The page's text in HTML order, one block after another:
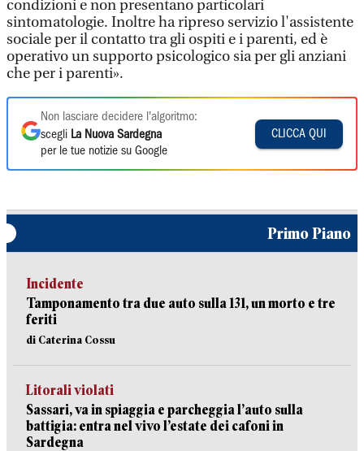
condizioni e non presentano particolari
sintomatologie. Inoltre ha ripreso servizio l'assistente
sociale per il contatto tra gli ospiti e i parenti, ed è
operativo un supporto psicologico sia per gli anziani
che per i parenti».
Non lasciare decidere l'algoritmo:
scegli La Nuova Sardegna
per le tue notizie su Google
CLICCA QUI
Primo Piano
Incidente
Tamponamento tra due auto sulla 131, un morto e tre
feriti
di Caterina Cossu
Litorali violati
Sassari, va in spiaggia e parcheggia l’auto sulla
battigia: entra nel vivo l’estate dei cafoni in
Sardegna